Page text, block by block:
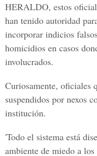
HERALDO, estos
han tenido autoridad
incorporar indicios
homicidios en casos
involucrados.
Curiosamente, oficiales
suspendidos por nexos
institución.
'Todo el sistema está
ambiente de miedo a